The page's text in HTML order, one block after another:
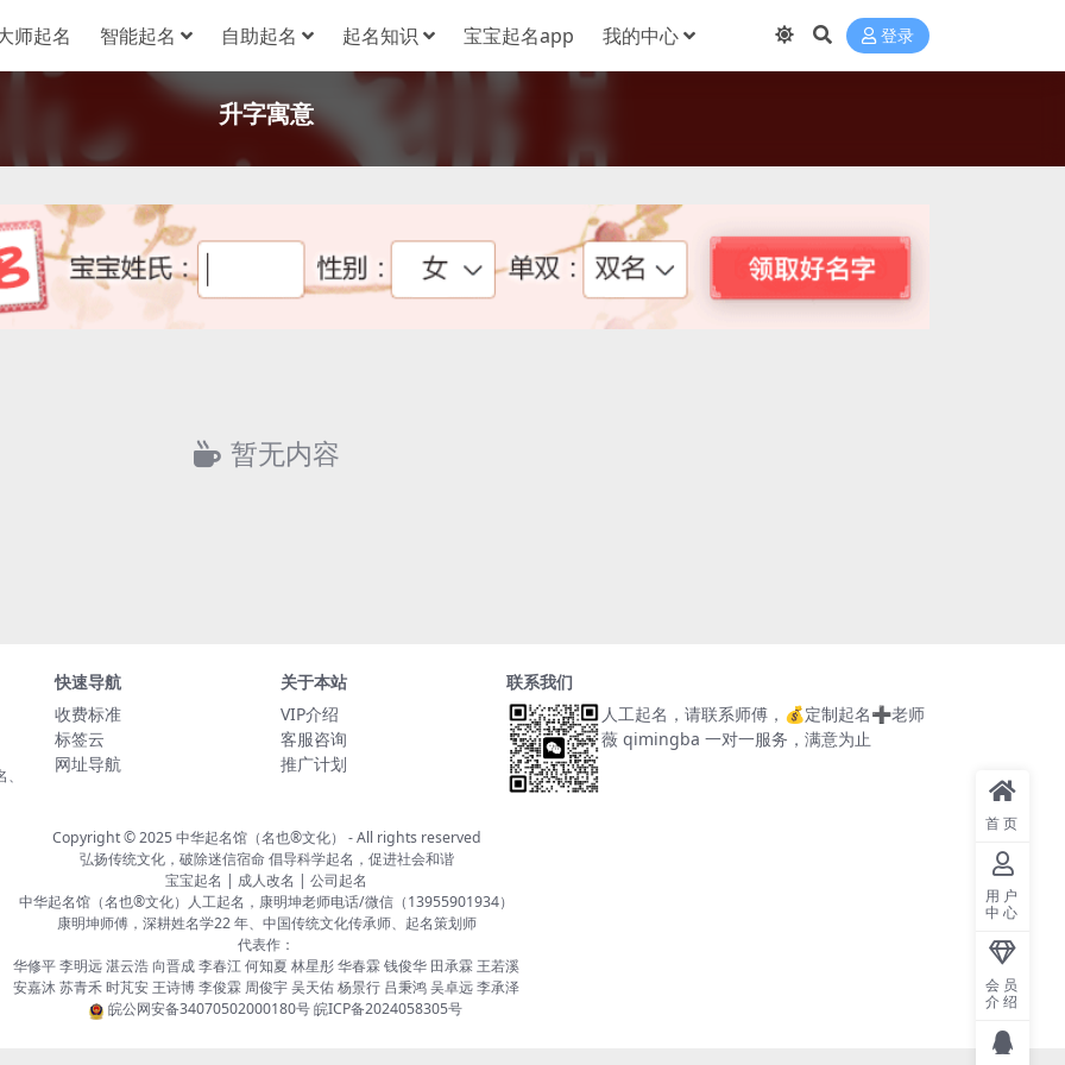
师起名 智能起名 自助起名 起名知识 宝宝起名app 我的中心 登录
升字寓意
暂无内容
快速导航
收费标准
标签云
网址导航
关于本站
VIP介绍
客服咨询
推广计划
联系我们
人工起名，请联系师傅， 💰定制起名➕老师
薇 qimingba 一对一服务，满意为止
Copyright © 2025中华起名馆（名也®文化） - All rights reserved
弘扬传统文化，破除迷信宿命 倡导科学起名，促进社会和谐
宝宝起名 | 成人改名 | 公司起名
中华起名馆（名也®文化）人工起名，康明坤老师电话/微信（13955901934）
康明坤师傅，深耕姓名学22 年、中国传统文化传承师、起名策划师
代表作：
华修平 李明远 湛云浩 向晋成 李春江 何知夏 林星彤 华春霖 钱俊华 田承霖 王若溪
安嘉沐 苏青禾 时芃安 王诗博 李俊霖 周俊宇 吴天佑 杨景行 吕秉鸿 吴卓远 李承泽
皖公网安备34070502000180号皖ICP备2024058305号
首页
用户
中心
会员
介绍